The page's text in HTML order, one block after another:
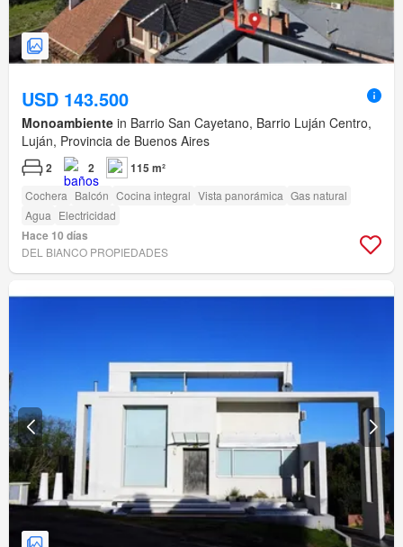
USD 143.500
Monoambiente in Barrio San Cayetano, Barrio Luján Centro,
Luján, Provincia de Buenos Aires
2 2 115 m²
Cochera Balcón Cocina integral Vista panorámica Gas natural
Agua Electricidad
Hace 10 días
DEL BIANCO PROPIEDADES